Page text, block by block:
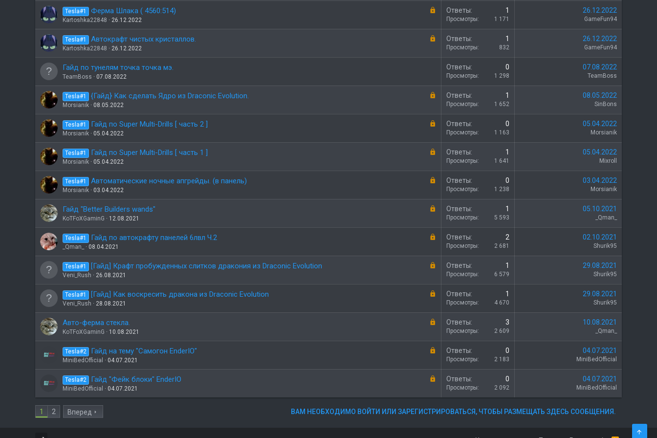
к
т
Tesla#1 Ферма Шлака ( 4560:514)
Kartoshka22848 26.12.2022
Ответы 1
Просмотры 1 171
26.12.2022
GameFun94
к
т
Tesla#1 Автокрафт чистых кристаллов.
Kartoshka22848 26.12.2022
Ответы 1
Просмотры 832
26.12.2022
GameFun94
Гайд по тунелям точка точка мэ.
TeamBoss 07.08.2022
Ответы 0
Просмотры 1 298
07.08.2022
TeamBoss
к
т
Tesla#1 {Гайд} Как сделать Ядро из Draconic Evolution.
Morsianik 08.05.2022
Ответы 1
Просмотры 1 652
08.05.2022
SinBons
к
т
Tesla#1 Гайд по Super Multi-Drills [ часть 2 ]
Morsianik 05.04.2022
Ответы 0
Просмотры 1 163
05.04.2022
Morsianik
к
т
Tesla#1 Гайд по Super Multi-Drills [ часть 1 ]
Morsianik 05.04.2022
Ответы 1
Просмотры 1 641
05.04.2022
Mixroll
к
т
Tesla#1 Автоматические ночные апгрейды. (в панель)
Morsianik 03.04.2022
Ответы 0
Просмотры 1 238
03.04.2022
Morsianik
к
т
Гайд "Better Builders wands"
KoTFoXGaminG 12.08.2021
Ответы 1
Просмотры 5 593
05.10.2021
_Qman_
к
т
Tesla#1 Гайд по автокрафту панелей 6лвл Ч.2
_Qman_ 08.04.2021
Ответы 2
Просмотры 2 681
02.10.2021
Shurik95
к
т
Tesla#1 [Гайд] Крафт пробужденных слитков дракония из Draconic Evolution
Veni_Rush 26.08.2021
Ответы 1
Просмотры 6 579
29.08.2021
Shurik95
к
т
Tesla#1 [Гайд] Как воскресить дракона из Draconic Evolution
Veni_Rush 28.08.2021
Ответы 1
Просмотры 4 670
29.08.2021
Shurik95
к
т
Авто-ферма стекла.
KoTFoXGaminG 10.08.2021
Ответы 3
Просмотры 2 609
10.08.2021
_Qman_
к
т
Tesla#2 Гайд на тему "Самогон EnderIO"
MiniBedOfficial 04.07.2021
Ответы 0
Просмотры 2 183
04.07.2021
MiniBedOfficial
к
ы
Tesla#2 Гайд "Фейк блоки" EnderIO
MiniBedOfficial 04.07.2021
Ответы 0
Просмотры 2 092
04.07.2021
MiniBedOfficial
1 2 Вперед ВАМ НЕОБХОДИМО ВОЙТИ ИЛИ ЗАРЕГИСТРИРОВАТЬСЯ, ЧТОБЫ РАЗМЕЩАТЬ ЗДЕСЬ СООБЩЕНИЯ.